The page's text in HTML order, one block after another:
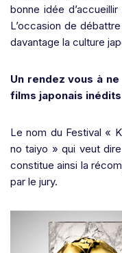
bonne idée
L’occasion de
davantage la culture
Un rendez vous à
films japonais
Le nom du Festival «
no taiyo » qui veut
constitue ainsi la
par le jury.